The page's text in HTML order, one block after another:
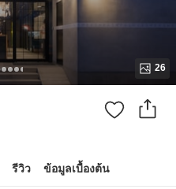
26
รีวิว ข้อมูลเบื้องต้น